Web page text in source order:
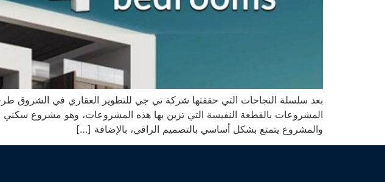
المشروعات بالقطعة النفيسة التي تزين بها هذه المشروعات، وهو مشروع سكني
والمشروع يتمتع بشكل أساسي بالتصميم الراقي، بالإضافة […]